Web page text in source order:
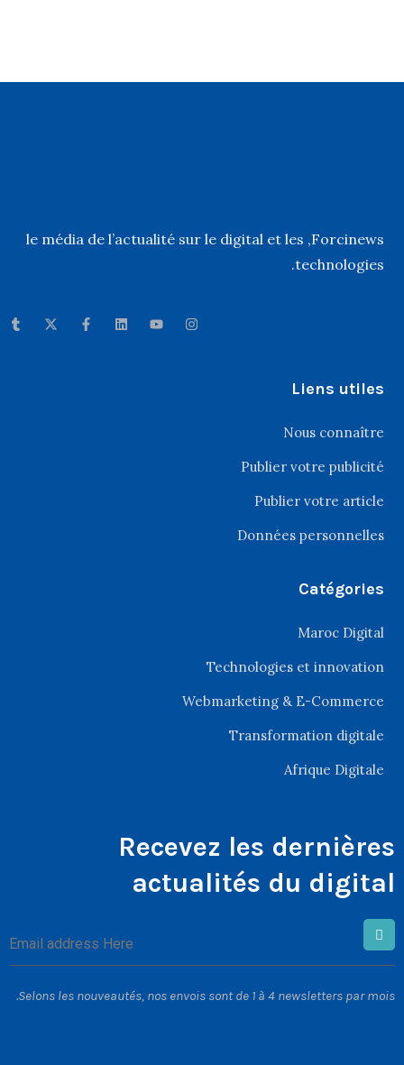
Forcinews
, le média de l’actualité sur le digital et les
technologies.
Liens utiles
Nous connaître
Publier votre publicité
Publier votre article
Données personnelles
Catégories
Maroc Digital
Technologies et innovation
Webmarketing & E-Commerce
Transformation digitale
Afrique Digitale
Recevez les dernières
actualités du digital
Selons les nouveautés, nos envois sont de 1 à 4 newsletters par mois.